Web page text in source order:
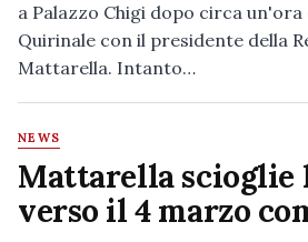
a Palazzo Chigi dopo circa
Quirinale con il presidente della
Mattarella. Intanto…
NEWS
Mattarella scioglie
verso il 4 marzo